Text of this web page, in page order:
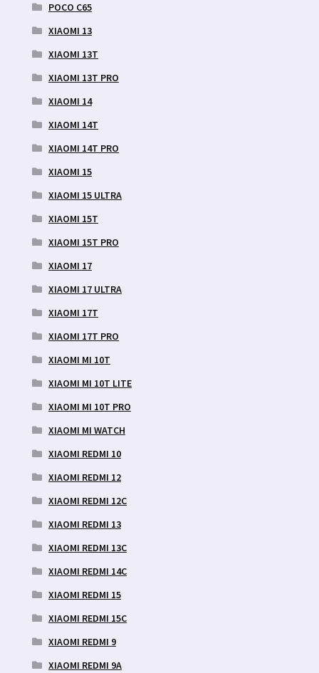
POCO C65
XIAOMI 13
XIAOMI 13T
XIAOMI 13T PRO
XIAOMI 14
XIAOMI 14T
XIAOMI 14T PRO
XIAOMI 15
XIAOMI 15 ULTRA
XIAOMI 15T
XIAOMI 15T PRO
XIAOMI 17
XIAOMI 17 ULTRA
XIAOMI 17T
XIAOMI 17T PRO
XIAOMI MI 10T
XIAOMI MI 10T LITE
XIAOMI MI 10T PRO
XIAOMI MI WATCH
XIAOMI REDMI 10
XIAOMI REDMI 12
XIAOMI REDMI 12C
XIAOMI REDMI 13
XIAOMI REDMI 13C
XIAOMI REDMI 14C
XIAOMI REDMI 15
XIAOMI REDMI 15C
XIAOMI REDMI 9
XIAOMI REDMI 9A